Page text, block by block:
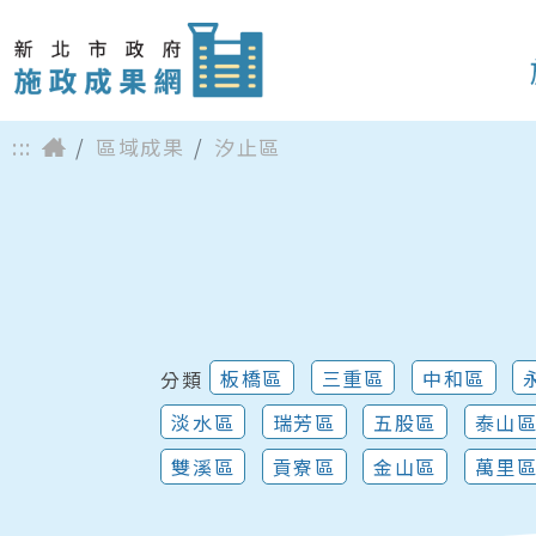
::: 區域成果 汐止區
分類 板橋區 三重區 中和區
淡水區
瑞芳區 五股區
泰山
雙溪區
貢寮區 金山區 萬里